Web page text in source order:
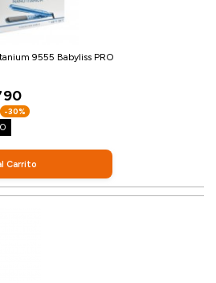
9555 Babyliss PRO
-30%
Carrito